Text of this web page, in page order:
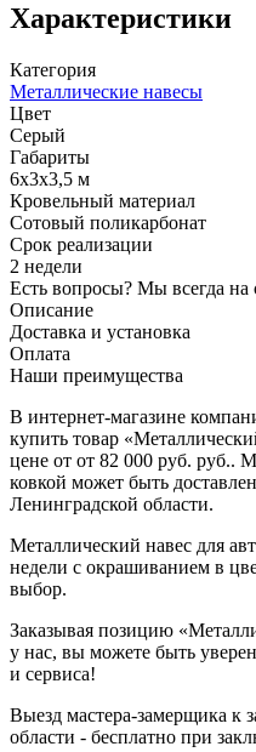
Характеристики
Категория
Металлические навесы
Цвет
Серый
Габариты
6х3х3,5 м
Кровельный материал
Сотовый поликарбонат
Срок реализации
2 недели
Есть вопросы? Мы всегда на
Описание
Доставка и установка
Оплата
Наши преимущества
В интернет-магазине
купить товар
цене от от 82 000 руб. руб..
ковкой может быть
Ленинградской области.
Металлический навес для
недели с окрашиванием в
выбор.
Заказывая позицию
у нас, вы можете быть
и сервиса!
Выезд мастера-замерщика к
области - бесплатно при